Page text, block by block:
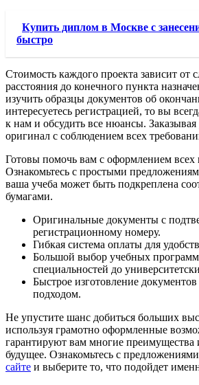
Купить диплом в Москве с
быстро
Стоимость каждого проекта зависит от
расстояния до конечного пункта
изучить образцы документов об
интересуетесь регистрацией, то вы
к нам и обсудить все нюансы.
оригинал с соблюдением всех
Готовы помочь вам с оформлением
Ознакомьтесь с простыми
ваша учеба может быть подкреплена
бумагами.
Оригинальные документы с
регистрационному номеру.
Гибкая система оплаты для
Большой выбор учебных программ
специальностей до
Быстрое изготовление
подходом.
Не упустите шанс добиться больших
используя грамотно оформленные
гарантируют вам многие преимущества
будущее. Ознакомьтесь с
сайте и выберите то, что подойдет